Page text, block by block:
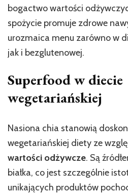
bogactwo wartości
spożycie promuje zdrowe
urozmaica menu zarówno w
jak i bezglutenowej.
Superfood w diecie
wegetariańskiej
Nasiona chia stanowią
wegetariańskiej diety ze
wartości odżywcze. Są
białka, co jest szczególnie
unikających produktów